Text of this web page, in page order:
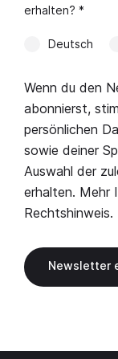
erhalten? *
Deutsch
Wenn du den
abonnierst,
persönlichen
sowie deiner
Auswahl der
erhalten. Mehr
Rechtshinweis.